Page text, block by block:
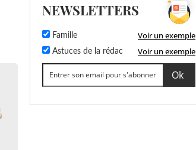
NEWSLETTERS
Famille Voir un exemple
Astuces de la rédac Voir un exemple